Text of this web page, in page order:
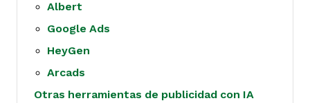
Albert
Google Ads
HeyGen
Arcads
Otras herramientas de publicidad con IA